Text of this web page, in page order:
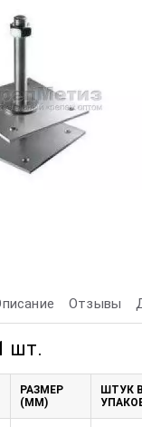
Отзывы
шт.
РАЗМЕР
(ММ)
ШТУК В